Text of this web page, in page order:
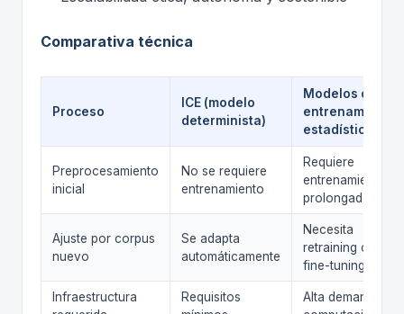
Comparativa técnica
Proceso
ICE (modelo
determinista)
Modelos con
entrenamiento
estadístico
Preprocesamiento
inicial
No se requiere
entrenamiento
Requiere
entrenamiento
prolongado
Ajuste por corpus
nuevo
Se adapta
automáticamente
Necesita
retraining o
fine-tuning
Infraestructura
Requisitos
Alta demanda